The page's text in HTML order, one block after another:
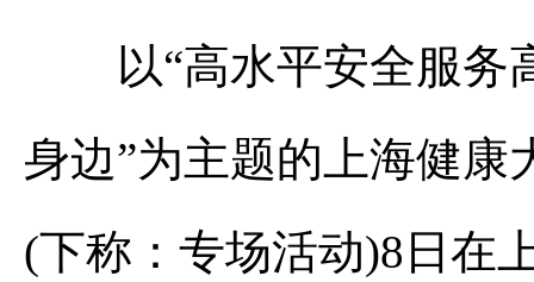
以“高水平安全服务
身边”为主题的上海健康
(下称：专场活动)8日在